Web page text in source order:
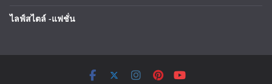
ไลฟ์สไตล์ -แฟชั่น